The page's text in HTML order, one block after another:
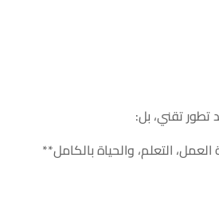
التعلم، والحياة بالكامل**